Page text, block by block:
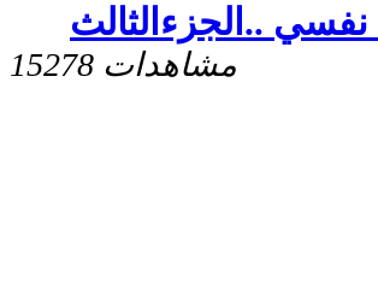
..الجزءالثالث
15278 مشاهدات